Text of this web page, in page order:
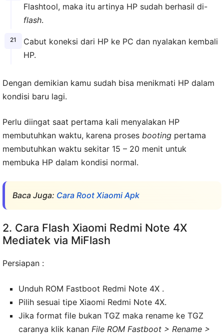
Flashtool, maka itu artinya HP sudah berhasil di-
flash.
Cabut koneksi dari HP ke PC dan nyalakan kembali
HP.
Dengan demikian kamu sudah bisa menikmati HP dalam
kondisi baru lagi.
Perlu diingat saat pertama kali menyalakan HP
membutuhkan waktu, karena proses booting pertama
membutuhkan waktu sekitar 15 – 20 menit untuk
membuka HP dalam kondisi normal.
Baca Juga: Cara Root Xiaomi Apk
2. Cara Flash Xiaomi Redmi Note 4X
Mediatek via MiFlash
Persiapan :
Unduh ROM Fastboot Redmi Note 4X .
Pilih sesuai tipe Xiaomi Redmi Note 4X.
Jika format file bukan TGZ maka rename ke TGZ
caranya klik kanan File ROM Fastboot > Rename >